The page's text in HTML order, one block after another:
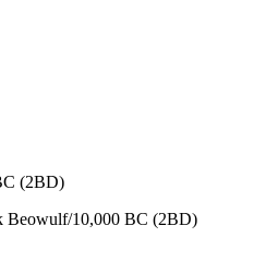
(2BD)
Beowulf/10,000 BC (2BD)